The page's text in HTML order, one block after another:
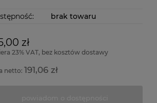
brak towaru
zł
23% VAT, bez kosztów dostawy
netto: 191,06 zł